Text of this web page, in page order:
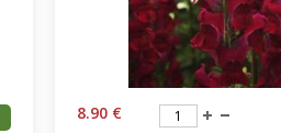
8.90 €